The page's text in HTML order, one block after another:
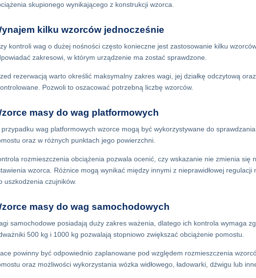
skupionego wynikającego z konstrukcji wzorca.
kilku wzorców jednocześnie
kontroli wag o dużej nośności często konieczne jest zastosowanie kilku
zakresowi, w którym urządzenie ma zostać sprawdzone.
rezerwacją warto określić maksymalny zakres wagi, jej działkę odczytową
Pozwoli to oszacować potrzebną liczbę wzorców.
masy do wag platformowych
przypadku wag platformowych wzorce mogą być wykorzystywane do
oraz w różnych punktach jego powierzchni.
rozmieszczenia obciążenia pozwala ocenić, czy wskazanie nie zmienia się
wzorca. Różnice mogą wynikać między innymi z nieprawidłowej
uszkodzenia czujników.
masy do wag samochodowych
samochodowe posiadają duży zakres ważenia, dlatego ich kontrola wymaga
500 kg i 1000 kg pozwalają stopniowo zwiększać obciążenie pomostu.
powinny być odpowiednio zaplanowane pod względem rozmieszczenia
oraz możliwości wykorzystania wózka widłowego, ładowarki, dźwigu lub